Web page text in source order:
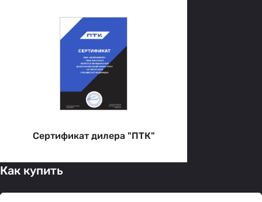
Сертификат дилера "ПТК"
Как купить